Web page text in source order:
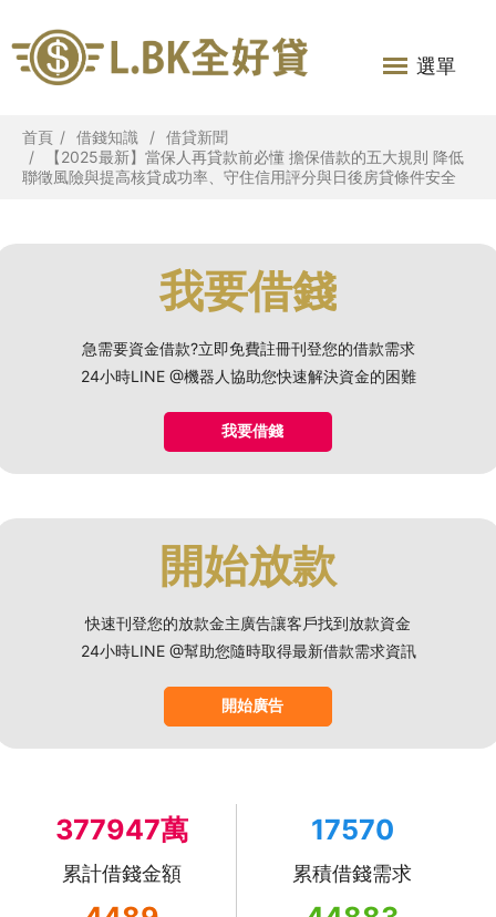
選單
首頁 借錢知識
借貸新聞
【2025最新】當保人再貸款前必懂 擔保借款的五大規則 降低
聯徵風險與提高核貸成功率、守住信用評分與日後房貸條件安全
我要借錢
急需要資金借款?立即免費註冊刊登您的借款需求
24小時LINE @機器人協助您快速解決資金的困難
我要借錢
開始放款
快速刊登您的放款金主廣告讓客戶找到放款資金
24小時LINE @幫助您隨時取得最新借款需求資訊
開始廣告
377947萬
累計借錢金額
17570
累積借錢需求